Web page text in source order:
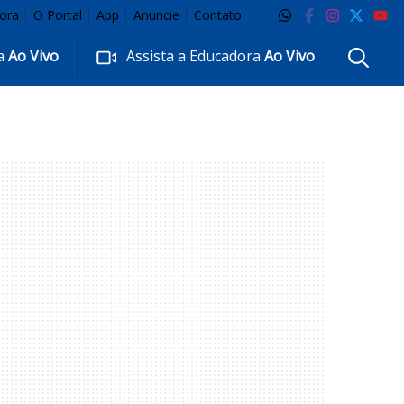
O Portal App Anuncie Contato
Ao Vivo Assista a EducadoraAo Vivo